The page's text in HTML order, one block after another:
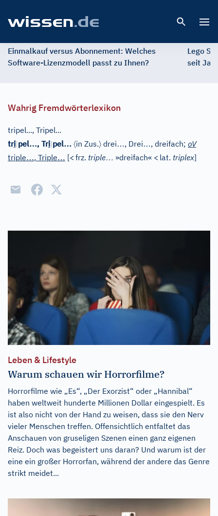
Einmalkauf versus Abonnement: Welches
Software-Lizenzmodell passt zu Ihnen?
Lego
seit
Wahrig Fremdwörterlexikon
tripel..., Tripel...
tri|pel…, Tri|pel… 〈in Zus.〉 drei…, Drei…, dreifach; oV
triple…, Triple… [<frz. triple… »dreifach« < lat. triplex]
Leben & Lifestyle
Warum schauen wir Horrorfilme?
Horrorfilme wie „Es“, „Der Exorzist“ oder „Hannibal“
haben weltweit hunderte Millionen Dollar eingespielt. Es
ist also nicht von der Hand zu weisen, dass sie den Nerv
vieler Menschen treffen. Offensichtlich entfaltet das
Anschauen von gruseligen Szenen einen ganz eigenen
Reiz. Doch was begeistert uns daran? Und warum ist der
eine ein großer Horrorfan, während der andere das Genre
strikt meidet...